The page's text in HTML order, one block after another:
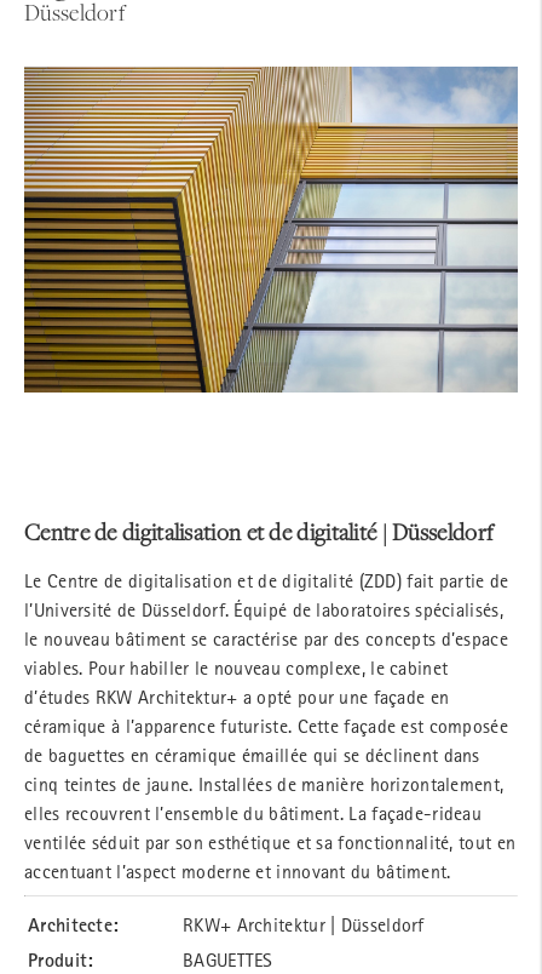
Düsseldorf
Centre de digitalisation et de digitalité | Düsseldorf
Le Centre de digitalisation et de digitalité (ZDD) fait partie de
l’Université de Düsseldorf. Équipé de laboratoires spécialisés,
le nouveau bâtiment se caractérise par des concepts d’espace
viables. Pour habiller le nouveau complexe, le cabinet
d’études RKW Architektur+ a opté pour une façade en
céramique à l’apparence futuriste. Cette façade est composée
de baguettes en céramique émaillée qui se déclinent dans
cinq teintes de jaune. Installées de manière horizontalement,
elles recouvrent l’ensemble du bâtiment. La façade-rideau
ventilée séduit par son esthétique et sa fonctionnalité, tout en
accentuant l’aspect moderne et innovant du bâtiment.
Architecte: RKW+ Architektur | Düsseldorf
Produit: BAGUETTES